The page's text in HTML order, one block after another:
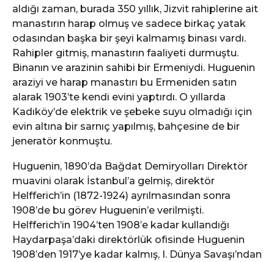
aldığı zaman, burada 350 yıllık, Jizvit rahiplerine ait
manastırın harap olmuş ve sadece birkaç yatak
odasından başka bir şeyi kalmamış binası vardı.
Rahipler gitmiş, manastırın faaliyeti durmuştu.
Binanın ve arazinin sahibi bir Ermeniydi. Huguenin
araziyi ve harap manastırı bu Ermeniden satın
alarak 1903’te kendi evini yaptırdı. O yıllarda
Kadıköy’de elektrik ve şebeke suyu olmadığı için
evin altına bir sarnıç yapılmış, bahçesine de bir
jeneratör konmuştu.
Huguenin, 1890’da Bağdat Demiryolları Direktör
muavini olarak İstanbul’a gelmiş, direktör
Helfferich’in (1872-1924) ayrılmasından sonra
1908’de bu görev Huguenin’e verilmişti.
Helfferich’in 1904’ten 1908’e kadar kullandığı
Haydarpaşa’daki direktörlük ofisinde Huguenin
1908’den 1917’ye kadar kalmış, I. Dünya Savaşı’ndan